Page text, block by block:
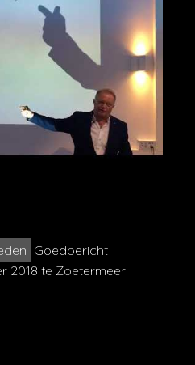
Goedbericht
2018 te Zoetermeer